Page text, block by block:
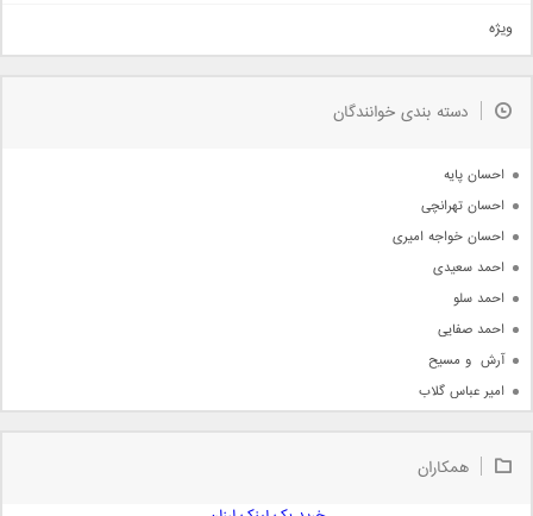
دمو
مذهبی
جدیدترین ها
ویژه
دسته بندی خوانندگان
احسان پایه
احسان تهرانچی
احسان خواجه امیری
احمد سعیدی
احمد سلو
احمد صفایی
آرش  و مسیح
امیر عباس گلاب
امیر علی
همکاران